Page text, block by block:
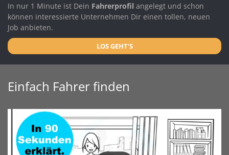
In nur 1 Minute ist Dein Fahrerprofil angelegt und schon
können interessierte Unternehmen Dir einen tollen, neuen
Job anbieten.
LOS GEHT'S
Einfach Fahrer finden